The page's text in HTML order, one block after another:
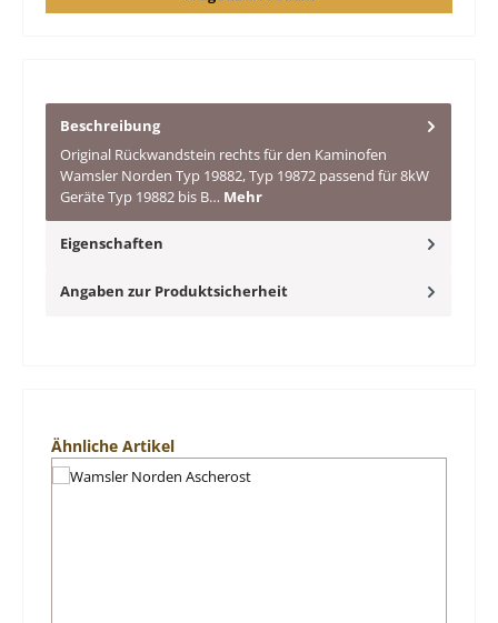
Beschreibung
Original Rückwandstein rechts für den Kaminofen
Wamsler Norden Typ 19882, Typ 19872 passend für 8kW
Geräte Typ 19882 bis B… Mehr
Eigenschaften
Angaben zur Produktsicherheit
Produktgalerie überspringen
Ähnliche Artikel